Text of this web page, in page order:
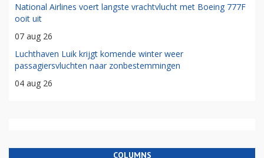
National Airlines voert langste vrachtvlucht met Boeing 777F
ooit uit
07 aug 26
Luchthaven Luik krijgt komende winter weer
passagiersvluchten naar zonbestemmingen
04 aug 26
COLUMNS